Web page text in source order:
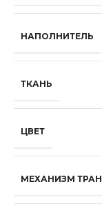
НАПОЛНИТЕЛЬ
ТКАНЬ
ЦВЕТ
МЕХАНИЗМ